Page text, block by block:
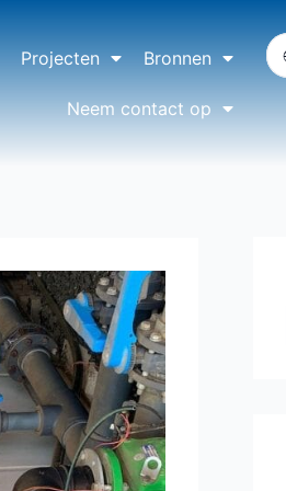
Projecten Bronnen
Neem contact op